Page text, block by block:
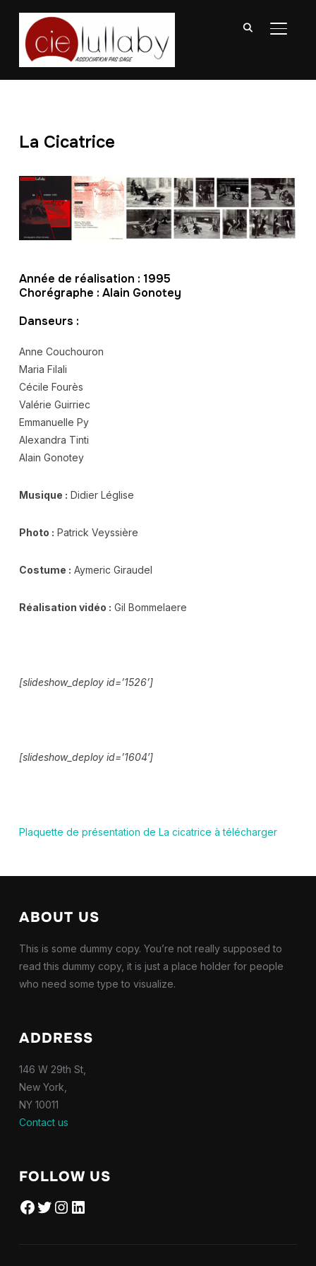
La Cicatrice
Année de réalisation : 1995
Chorégraphe : Alain Gonotey
Danseurs :
Anne Couchouron
Maria Filali
Cécile Fourès
Valérie Guirriec
Emmanuelle Py
Alexandra Tinti
Alain Gonotey
Musique : Didier Léglise
Photo : Patrick Veyssière
Costume : Aymeric Giraudel
Réalisation vidéo : Gil Bommelaere
[slideshow_deploy id=’1526’]
[slideshow_deploy id=’1604′]
Plaquette de présentation de La cicatrice à télécharger
ABOUT US
This is some dummy copy. You’re not really supposed to
read this dummy copy, it is just a place holder for people
who need some type to visualize.
ADDRESS
146 W 29th St,
New York,
NY 10011
Contact us
FOLLOW US
Facebook
Twitter
Instagram
LinkedIn